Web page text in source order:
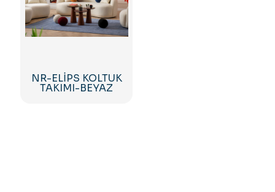
NR-ELİPS KOLTUK
TAKIMI-BEYAZ